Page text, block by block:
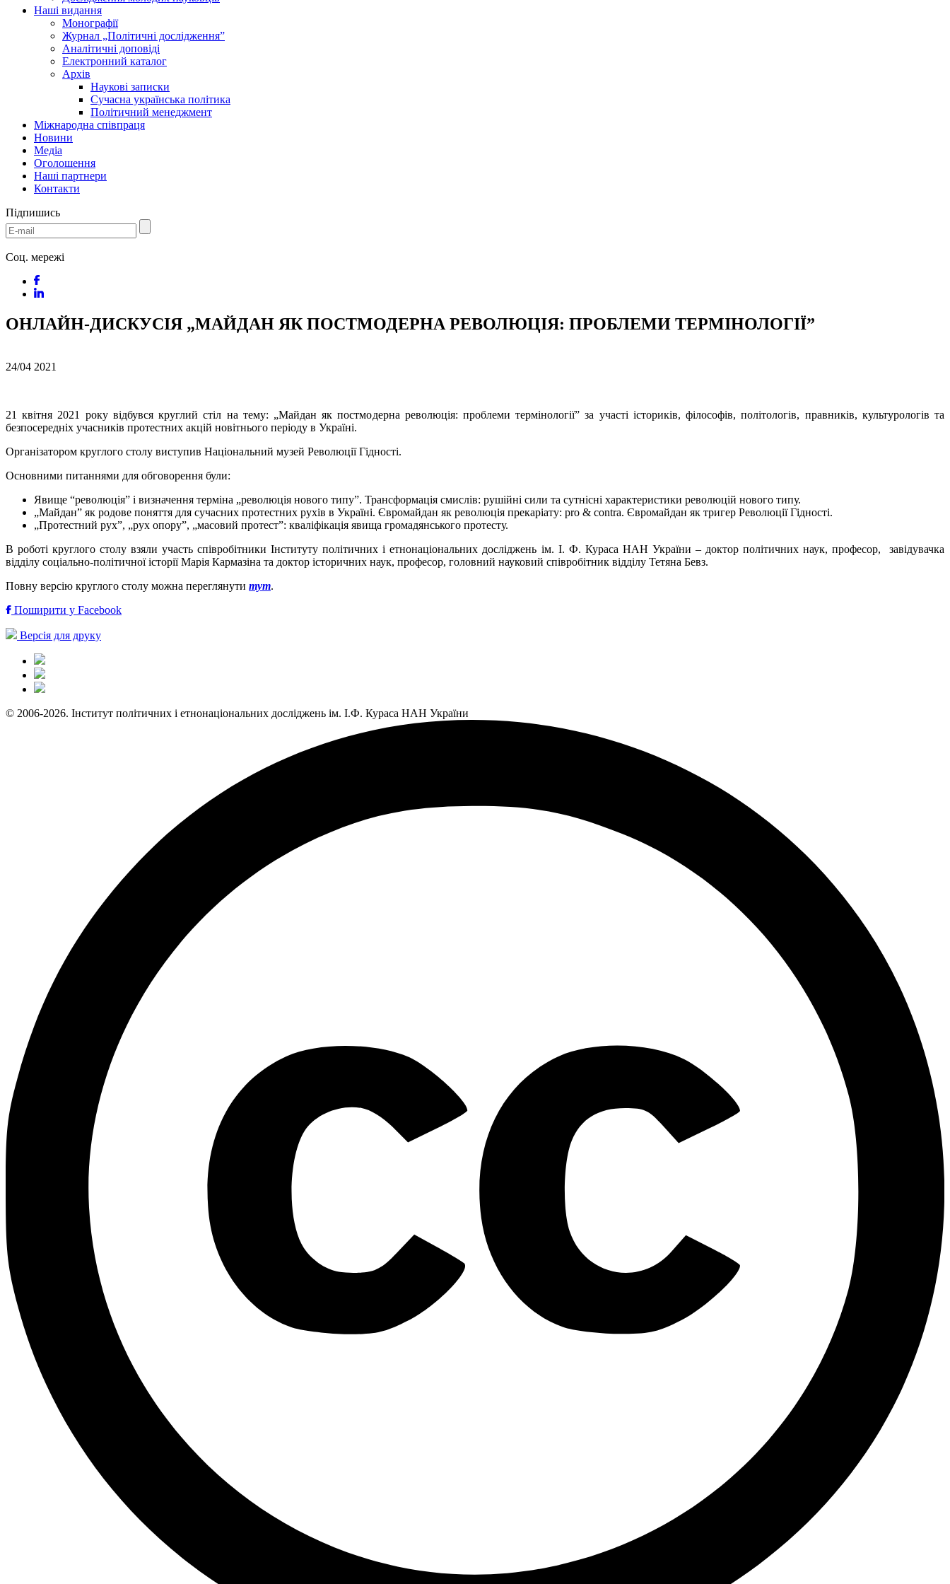
Наші видання
Монографії
Журнал „Політичні дослідження”
Аналітичні доповіді
Електронний каталог
Архів
Наукові записки
Сучасна українська політика
Політичний менеджмент
Міжнародна співпраця
Новини
Медіa
Оголошення
Наші партнери
Контакти
Підпишись
Соц. мережі
ОНЛАЙН-ДИСКУСІЯ „МАЙДАН ЯК ПОСТМОДЕРНА РЕВОЛЮЦІЯ: ПРОБЛЕМИ ТЕРМІНОЛОГІЇ”
24/04 2021
21 квітня 2021 року відбувся круглий стіл на тему: „Майдан як постмодерна революція: проблеми термінології” за участі істориків, філософів, політологів, правників, культурологів та
безпосередніх учасників протестних акцій новітнього періоду в Україні.
Організатором круглого столу виступив Національний музей Революції Гідності.
Основними питаннями для обговорення були:
Явище “революція” і визначення терміна „революція нового типу”. Трансформація смислів: рушійні сили та сутнісні характеристики революцій нового типу.
„Майдан” як родове поняття для сучасних протестних рухів в Україні. Євромайдан як революція прекаріату: pro & contra. Євромайдан як тригер Революції Гідності.
„Протестний рух”, „рух опору”, „масовий протест”: кваліфікація явища громадянського протесту.
В роботі круглого столу взяли участь співробітники Інституту політичних і етнонаціональних досліджень ім. І. Ф. Кураса НАН України – доктор політичних наук, професор, завідувачка
відділу соціально-політичної історії Марія Кармазіна та доктор історичних наук, професор, головний науковий співробітник відділу Тетяна Бевз.
Повну версію круглого столу можна переглянути тут.
Поширити у Facebook
Версія для друку
© 2006-2026. Інститут політичних і етнонаціональних досліджень ім. І.Ф. Кураса НАН України